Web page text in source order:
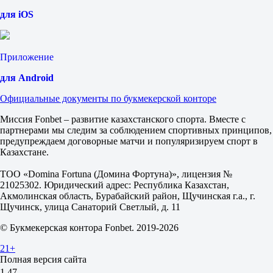
Тотал
Б
М
2.5
1.97
1.80
Атлетико Паранаэнсе
-
16 августа в 00:30
2.00
3.30
3.75
12
X2
1.25
1.30
Фора
2
0
для iOS
Приложение
для Android
Официальные документы по букмекерской конторе
Миссия Fonbet – развитие казахстанского спорта. Вместе с
партнерами мы следим за соблюдением спортивных принципов,
предупреждаем договорные матчи и популяризируем спорт в
Казахстане.
ТОО «Domina Fortuna (Домина Фортуна)», лицензия №
21025302. Юридический адрес: Республика Казахстан,
Акмолинская область, Бурабайский район, Щучинская г.а., г.
Щучинск, улица Санаторий Светлый, д. 11
© Букмекерская контора Fonbet. 2019-2026
21+
Полная версия сайта